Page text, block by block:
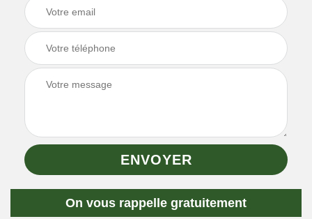
On vous rappelle gratuitement